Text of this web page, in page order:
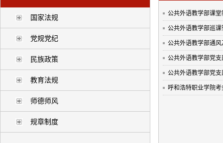
国家法规
党规党纪
民族政策
教育法规
师德师风
规章制度
公共外语教学部课
公共外语教学部巡课
公共外语教学部通
公共外语教学部党
公共外语教学部党
呼和浩特职业学院